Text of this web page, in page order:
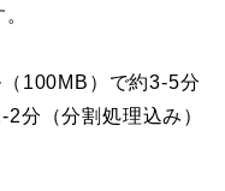
100MB）で約3-5分
分（分割処理込み）